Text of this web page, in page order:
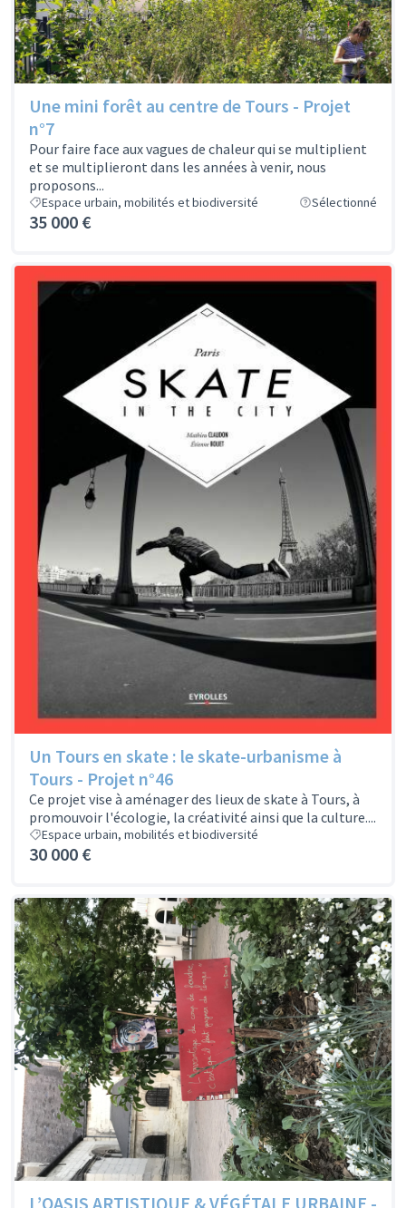
Une mini forêt au centre de Tours - Projet
n°7
Pour faire face aux vagues de chaleur qui se multiplient
et se multiplieront dans les années à venir, nous
proposons...
Espace urbain, mobilités et biodiversité Sélectionné
35 000 €
Un Tours en skate : le skate-urbanisme à
Tours - Projet n°46
Ce projet vise à aménager des lieux de skate à Tours, à
promouvoir l'écologie, la créativité ainsi que la culture....
Espace urbain, mobilités et biodiversité
30 000 €
L’OASIS ARTISTIQUE & VÉGÉTALE URBAINE -